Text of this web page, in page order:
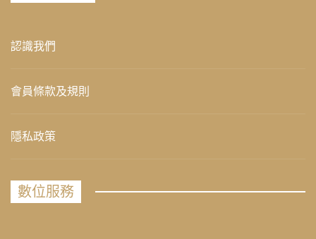
認識我們
會員條款及規則
隱私政策
數位服務